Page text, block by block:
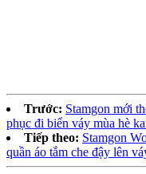
Trước: Stamgon mới
phục đi biển váy mùa hè
Tiếp theo: Stamgon
quần áo tắm che đậy lên